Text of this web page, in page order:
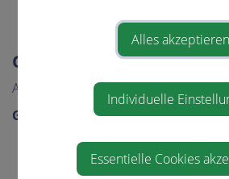
GEMEINDE &
Aktuelles
Gemeinde
Gemeindeamt
Gemeinderat
Alles akzeptieren
Individuelle
Essentielle Cookies